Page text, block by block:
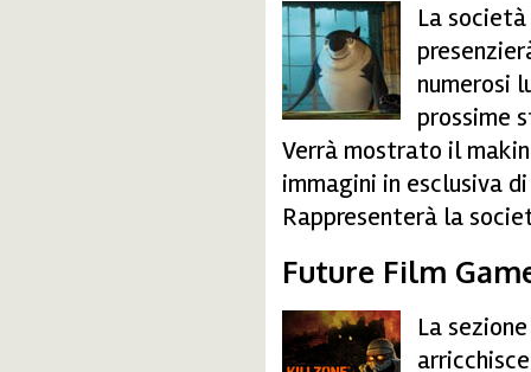
pdi.jpg
La
numerosi
prossime
Verrà mostrato il
immagini in esclusiva
Rappresenterà la
Future Film
killzone.gif
La